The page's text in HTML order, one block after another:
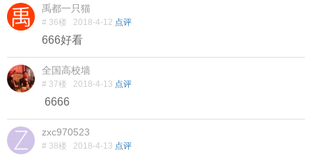
禹都一只猫
# 36楼 2018-4-12 点评
666好看
全国高校墙
# 37楼 2018-4-13 点评
6666
zxc970523
# 38楼 2018-4-13 点评